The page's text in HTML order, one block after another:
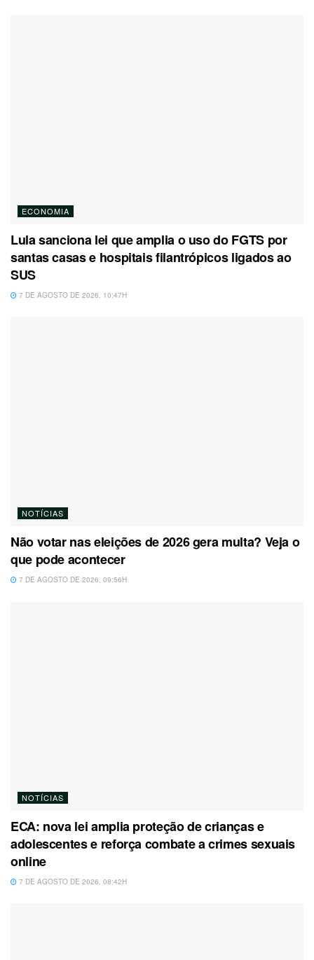
ECONOMIA
Lula sanciona lei que amplia o uso do FGTS por
santas casas e hospitais filantrópicos ligados ao
SUS
7 DE AGOSTO DE 2026, 10:47H
NOTÍCIAS
Não votar nas eleições de 2026 gera multa? Veja o
que pode acontecer
7 DE AGOSTO DE 2026, 09:56H
NOTÍCIAS
ECA: nova lei amplia proteção de crianças e
adolescentes e reforça combate a crimes sexuais
online
7 DE AGOSTO DE 2026, 08:42H